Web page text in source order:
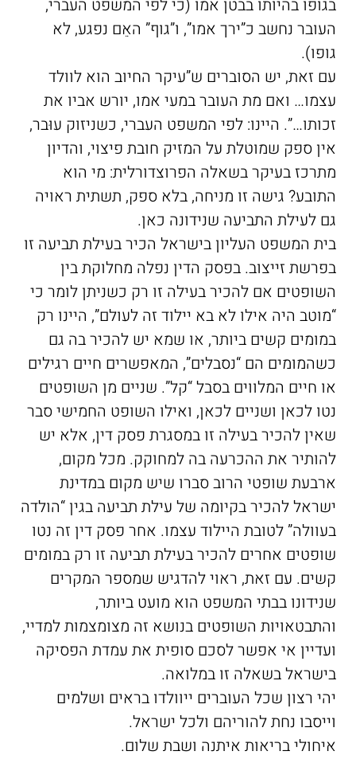
בגופו בהיותו בבטן אמו (כי לפי המשפט העברי,
העובר נחשב כ”ירך אמו”, ו”גוף” האֵם נפגע, לא
גופו).
עם זאת, יש הסוברים ש”עיקר החיוב הוא לוולד
עצמו… ואם מת העובר במעי אמו, יורש אביו את
זכותו…”. היינו: לפי המשפט העברי, כשניזוק עוּבר,
אין ספק שמוטלת על המזיק חובת פיצוי, והדיון
מתרכז בעיקר בשאלה הפרוצדורלית: מי הוא
התובע? גישה זו מניחה, בלא ספק, תשתית ראויה
גם לעילת התביעה שנידונה כאן.
בית המשפט העליון בישראל הכיר בעילת תביעה זו
בפרשת זייצוב. בפסק הדין נפלה מחלוקת בין
השופטים אם להכיר בעילה זו רק כשניתן לומר כי
“מוטב היה אילו לא בא יילוד זה לעולם”, היינו רק
במומים קשים ביותר, או שמא יש להכיר בה גם
כשהמומים הם “נסבלים”, המאפשרים חיים רגילים
או חיים המלווים בסבל “קל”. שניים מן השופטים
נטו לכאן ושניים לכאן, ואילו השופט החמישי סבר
שאין להכיר בעילה זו במסגרת פסק דין, אלא יש
להותיר את ההכרעה בה למחוקק. מכל מקום,
ארבעת שופטי הרוב סברו שיש מקום במדינת
ישראל להכיר בקיומה של עילת תביעה בגין “הולדה
בעוולה” לטובת היילוד עצמו. אחר פסק דין זה נטו
שופטים אחרים להכיר בעילת תביעה זו רק במומים
קשים. עם זאת, ראוי להדגיש שמספר המקרים
שנידונו בבתי המשפט הוא מועט ביותר,
והתבטאויות השופטים בנושא זה מצומצמות למדיי,
ועדיין אי אפשר לסכם סופית את עמדת הפסיקה
בישראל בשאלה זו במלואה.
יהי רצון שכל העוברים ייוולדו בראים ושלמים
וייסבו נחת להוריהם ולכל ישראל.
איחולי בריאות איתנה ושבת שלום.